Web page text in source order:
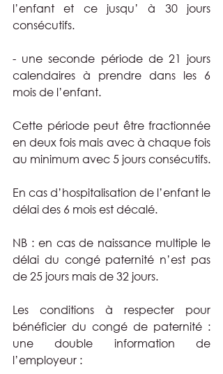
l’enfant et ce jusqu’ à 30 jours
consécutifs.
- une seconde période de 21 jours
calendaires à prendre dans les 6
mois de l’enfant.
Cette période peut être fractionnée
en deux fois mais avec à chaque fois
au minimum avec 5 jours consécutifs.
En cas d’hospitalisation de l’enfant le
délai des 6 mois est décalé.
NB : en cas de naissance multiple le
délai du congé paternité n’est pas
de 25 jours mais de 32 jours.
Les conditions à respecter pour
bénéficier du congé de paternité :
une double information de
l’employeur :